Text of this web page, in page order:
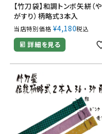
【竹刀袋】和調トンボ矢絣（や
がすり）柄略式3本入
当店特別価格 ¥4,180税込
詳細を見る